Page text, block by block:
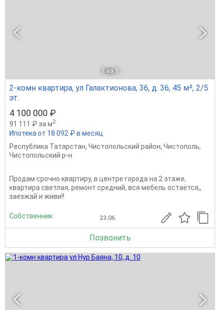
1 из 1
2-комн квартира, ул Галактионова, 36, д. 36, 45 м², 2/5
эт.
4 100 000 ₽
91 111 ₽ за м2
Ипотека от 18 092 ₽ в месяц
Республика Татарстан, Чистопольский район, Чистополь,
Чистопольский р-н
Продам срочно квартиру, в центре города на 2 этаже,
квартира светлая, ремонт средний, вся мебель остаётся,,
заезжай и живи!!
Собственник 23.06
Позвонить